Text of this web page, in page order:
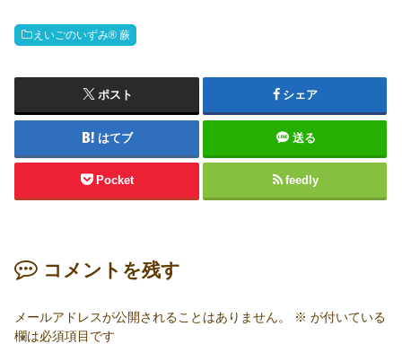
えいごのいずみ® 蕨
ポスト シェア
はてブ 送る
Pocket feedly
コメントを残す
メールアドレスが公開されることはありません。 ※ が付いている
欄は必須項目です